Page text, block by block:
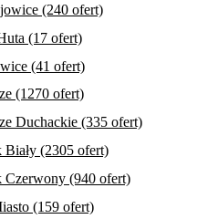
(240 ofert)
(17 ofert)
(41 ofert)
(1270 ofert)
Duchackie (335 ofert)
Biały (2305 ofert)
Czerwony (940 ofert)
(159 ofert)